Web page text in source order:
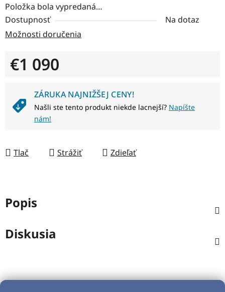
Položka bola vypredaná…
Dostupnosť
Na dotaz
Možnosti doručenia
€1 090
ZÁRUKA NAJNIŽŠEJ CENY!
Našli ste tento produkt niekde lacnejší? Napíšte
nám!
Tlač Strážiť Zdieľať
Popis
Diskusia
Z